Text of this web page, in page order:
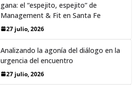
gana: el “espejito, espejito” de
Management & Fit en Santa Fe
27 julio, 2026
Analizando la agonía del diálogo en la
urgencia del encuentro
27 julio, 2026